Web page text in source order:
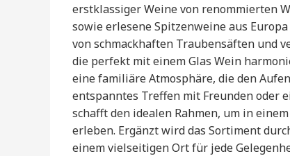
erstklassiger Weine von renommierten
sowie erlesene Spitzenweine aus
von schmackhaften Traubensäften und
die perfekt mit einem Glas Wein
eine familiäre Atmosphäre, die den
entspanntes Treffen mit Freunden oder
schafft den idealen Rahmen, um in
erleben. Ergänzt wird das Sortiment
einem vielseitigen Ort für jede